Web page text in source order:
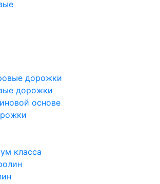
дорожки
дорожки
основе
класса